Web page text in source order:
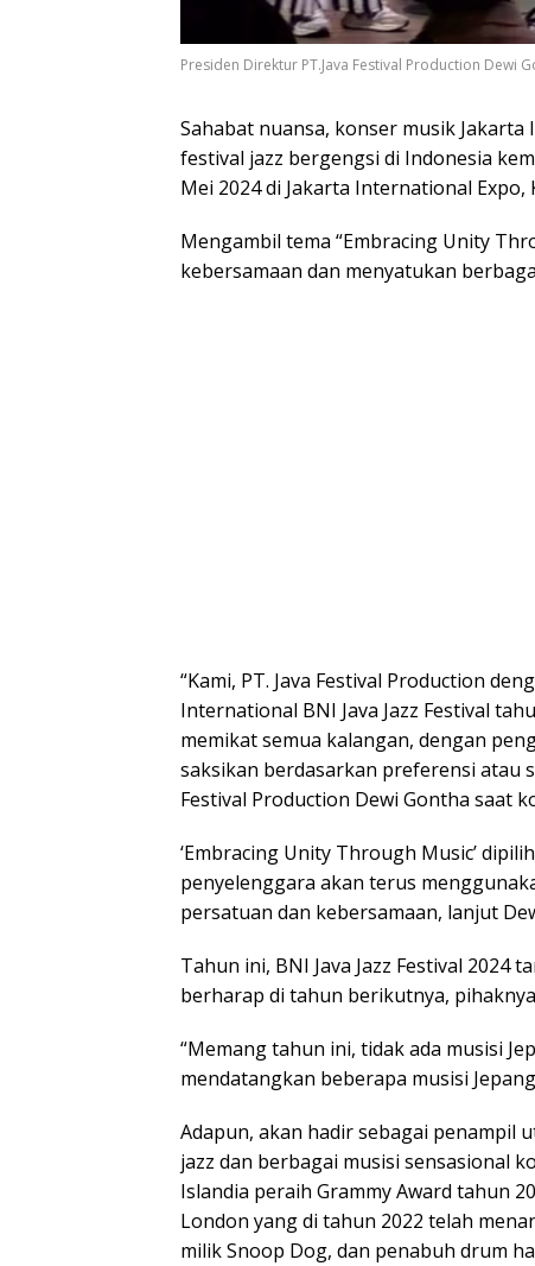
Presiden Direktur PT.Java Festival Production Dewi
Sahabat nuansa, konser musik Jakarta
festival jazz bergengsi di Indonesia
Mei 2024 di Jakarta International Expo,
Mengambil tema “Embracing Unity
kebersamaan dan menyatukan
“Kami, PT. Java Festival Production
International BNI Java Jazz Festival
memikat semua kalangan, dengan
saksikan berdasarkan preferensi atau
Festival Production Dewi Gontha saat
‘Embracing Unity Through Music’
penyelenggara akan terus
persatuan dan kebersamaan, lanjut
Tahun ini, BNI Java Jazz Festival 2024
berharap di tahun berikutnya,
“Memang tahun ini, tidak ada musisi
mendatangkan beberapa musisi
Adapun, akan hadir sebagai penampil
jazz dan berbagai musisi sensasional
Islandia peraih Grammy Award tahun
London yang di tahun 2022 telah
milik Snoop Dog, dan penabuh drum